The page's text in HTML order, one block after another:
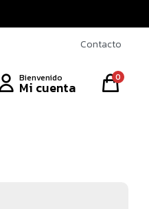
0
Contacto